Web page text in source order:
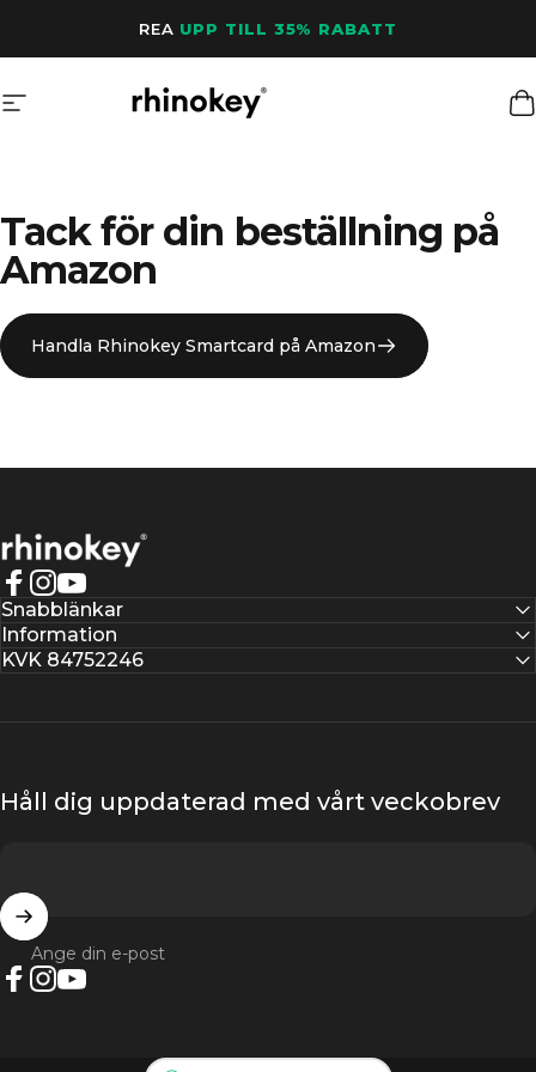
REA UPP TILL 35% RABATT
Webbplatsnavigering
Rhinokey®
Tack för din beställning på
Amazon
Handla Rhinokey Smartcard på Amazon
Rhinokey®
Facebook
Instagram
YouTube
Snabblänkar
Information
KVK 84752246
Håll dig uppdaterad med vårt veckobrev
Ange din e-post